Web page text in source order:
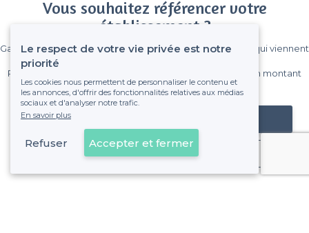
Vous souhaitez référencer votre
établissement ?
Gagnez de nombreux clients parmi le million de visiteurs qui viennent
Pas de commissions et sans engagement, vous payez un montant
fixe sans risque de voir déraper la facture.
Référencer mon établissement
Déjà client
Le respect de votre vie privée est notre
priorité
Les cookies nous permettent de personnaliser le contenu et
les annonces, d'offrir des fonctionnalités relatives aux médias
sociaux et d'analyser notre trafic.
En savoir plus
Refuser Accepter et fermer